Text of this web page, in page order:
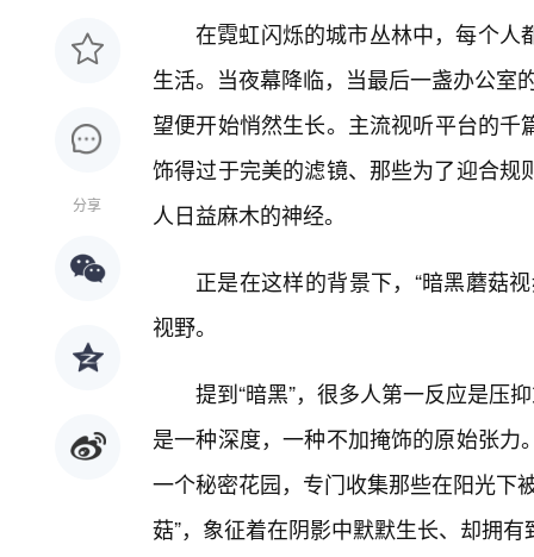
分享
在霓虹闪烁的城市丛林中，每个人
生活。当夜幕降临，当最后一盏办公室
望便开始悄然生长。主流视听平台的
饰得过于完美的滤镜、那些为了迎合
人日益麻木的神经。
正是在这样的背景下，“暗黑蘑菇
视野。
提到“暗黑”，很多人第一反应是压
是一种深度，一种不加掩饰的原始张
一个秘密花园，专门收集那些在阳光下
菇”，象征着在阴影中默默生长、却拥